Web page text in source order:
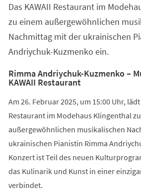
neuen
Tab)
Das KAWAII Restaurant im
zu einem außergewöhnlichen
Nachmittag mit der ukrainischen
Andriychuk-Kuzmenko ein.
Rimma Andriychuk-Kuzmenko –
KAWAII Restaurant
Am 26. Februar 2025, um 15:00 Uhr, lädt
Restaurant im Modehaus Klingenthal
außergewöhnlichen musikalischen
ukrainischen Pianistin Rimma
Konzert ist Teil des neuen
das Kulinarik und Kunst in einer
verbindet.